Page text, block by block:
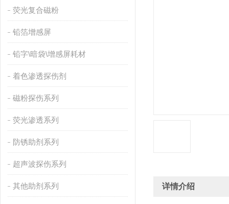
荧光复合磁粉
铅箔增感屏
铅字\暗袋\增感屏耗材
着色渗透探伤剂
磁粉探伤系列
荧光渗透系列
防锈助剂系列
超声波探伤系列
其他助剂系列 详情介绍